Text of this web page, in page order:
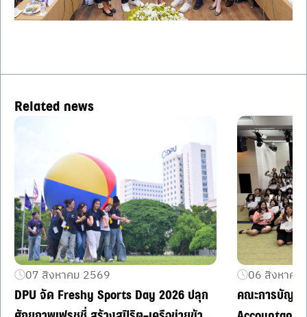
Related news
07 สิงหาคม 2569
DPU จัด Freshy Sports Day 2026 ปลุก
06 สิงหาค
คณะการบัญชี